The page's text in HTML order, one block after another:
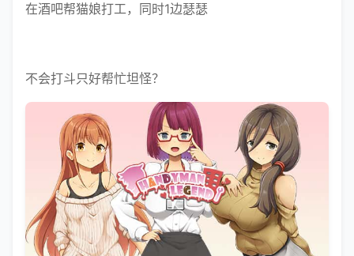
在酒吧帮猫娘打工，同时1边瑟瑟
不会打斗只好帮忙坦怪？